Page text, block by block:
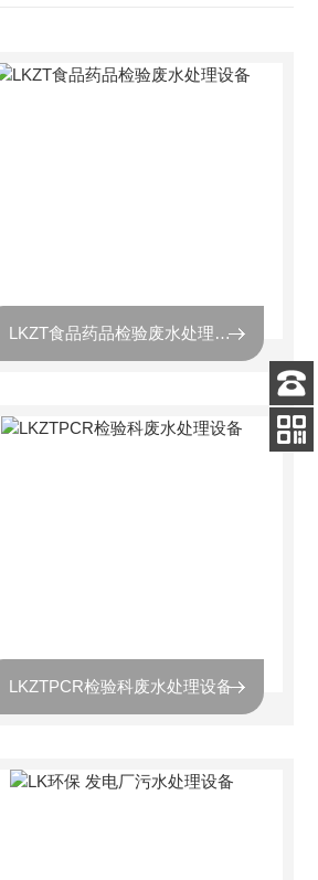
LKZT食品药品检验废水处理设备
LKZTPCR检验科废水处理设备
客服
电话